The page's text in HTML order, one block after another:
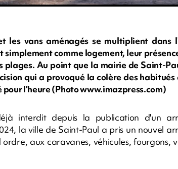
les vans aménagés se multiplient dans
comme logement, leur
Au point que la mairie de Saint-
qui a provoqué la colère des habitués
l'heure (Photo www.imazpress.com)
interdit depuis la publication d'un
la ville de Saint-Paul a pris un nouvel
aux caravanes, véhicules, fourgons,